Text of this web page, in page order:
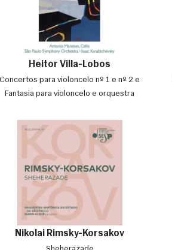
Heitor Villa-Lobos
Concertos para violoncelo nº 1 e nº 2 e
Fantasia para violoncelo e orquestra
Nikolai Rimsky-Korsakov